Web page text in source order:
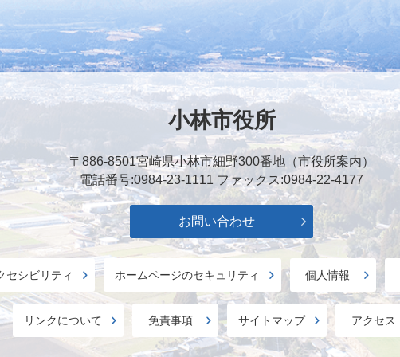
小林市役所
〒886-8501宮崎県小林市細野300番地（市役所案内）
電話番号:0984-23-1111 ファックス:0984-22-4177
お問い合わせ
セシビリティ ホームページのセキュリティ 個人情報
リンクについて 免責事項 サイトマップ アクセス